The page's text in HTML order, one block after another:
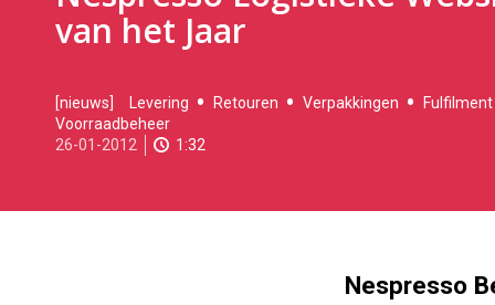
van het Jaar
2012-
01-
26T10:21:00
27
[nieuws] Levering Retouren Verpakkingen
Fulfilment
Voorraadbeheer
26-01-2012
1:32
Nespresso